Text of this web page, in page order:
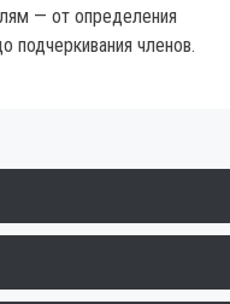
— от определения
подчеркивания членов.